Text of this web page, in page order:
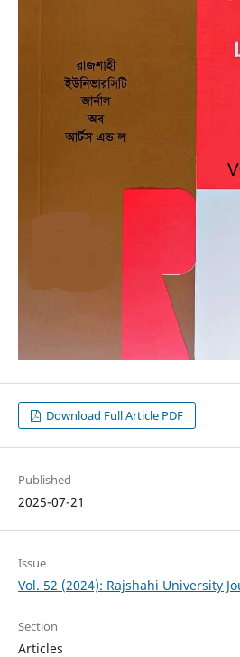
Download Full Article PDF
Published
2025-07-21
Issue
Vol. 52 (2024): Rajshahi University
Section
Articles